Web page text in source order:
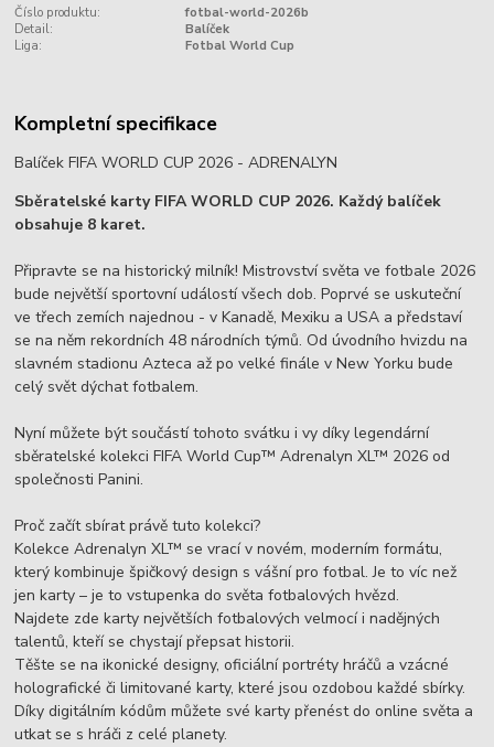
Číslo produktu:
fotbal-world-2026b
Detail:
Balíček
Liga:
Fotbal World Cup
Kompletní specifikace
Balíček FIFA WORLD CUP 2026 - ADRENALYN
Sběratelské karty FIFA WORLD CUP 2026. Každý balíček
obsahuje 8 karet.
Připravte se na historický milník! Mistrovství světa ve fotbale 2026
bude největší sportovní událostí všech dob. Poprvé se uskuteční
ve třech zemích najednou - v Kanadě, Mexiku a USA a představí
se na něm rekordních 48 národních týmů. Od úvodního hvizdu na
slavném stadionu Azteca až po velké finále v New Yorku bude
celý svět dýchat fotbalem.
Nyní můžete být součástí tohoto svátku i vy díky legendární
sběratelské kolekci FIFA World Cup™ Adrenalyn XL™ 2026 od
společnosti Panini.
Proč začít sbírat právě tuto kolekci?
Kolekce Adrenalyn XL™ se vrací v novém, moderním formátu,
který kombinuje špičkový design s vášní pro fotbal. Je to víc než
jen karty – je to vstupenka do světa fotbalových hvězd.
Najdete zde karty největších fotbalových velmocí i nadějných
talentů, kteří se chystají přepsat historii.
Těšte se na ikonické designy, oficiální portréty hráčů a vzácné
holografické či limitované karty, které jsou ozdobou každé sbírky.
Díky digitálním kódům můžete své karty přenést do online světa a
utkat se s hráči z celé planety.